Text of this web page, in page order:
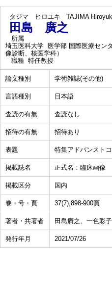
タジマ ヒロユキ TAJIMA
田島 廣之
所属
埼玉医科大学 医学部 国際医療セン
像診断、核医学科）
職種 特任教授
論文種別 学術雑誌(その他)
言語種別 日本語
査読の有無 査読なし
招待の有無 招待あり
表題 特集アドバンスト
掲載誌名 正式名：臨床画像
掲載区分 国内
巻・号・頁 37(7),898-900頁
著者・共著者 田島廣之、一色彩子
発行年月 2021/07/26